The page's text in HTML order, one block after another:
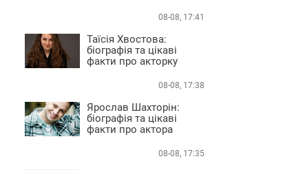
08-08, 17:41
Таїсія Хвостова:
біографія та цікаві
факти про акторку
08-08, 17:38
Ярослав Шахторін:
біографія та цікаві
факти про актора
08-08, 17:35